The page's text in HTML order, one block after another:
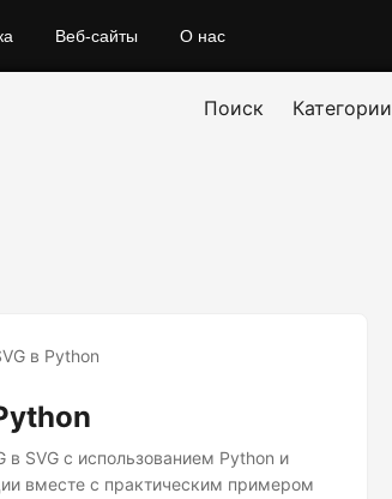
Веб-сайты О нас
Поиск Категории
в SVG с использованием Python и
вместе с практическим примером